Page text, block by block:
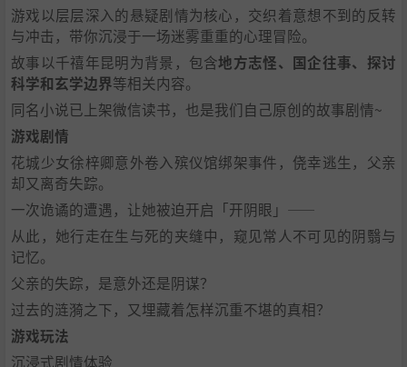
游戏以层层深入的悬疑剧情为核心，交织着意想不到的反转
与冲击，带你沉浸于一场迷雾重重的心理冒险。
故事以千禧年昆明为背景，包含地方志怪、国企往事、探讨
科学和玄学边界等相关内容。
同名小说已上架微信读书，也是我们自己原创的故事剧情~
游戏剧情
花城少女徐梓卿意外卷入殡仪馆绑架事件，侥幸逃生，父亲
却又离奇失踪。
一次诡谲的遭遇，让她被迫开启「开阴眼」——
从此，她行走在生与死的夹缝中，窥见常人不可见的阴翳与
记忆。
父亲的失踪，是意外还是阴谋？
过去的涟漪之下，又埋藏着怎样沉重不堪的真相？
游戏玩法
沉浸式剧情体验